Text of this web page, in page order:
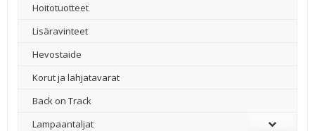
Hoitotuotteet
Lisäravinteet
Hevostaide
Korut ja lahjatavarat
Back on Track
Lampaantaljat